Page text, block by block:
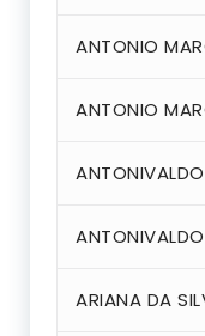
ANTONIO
ANTONIO
ARIANA DA